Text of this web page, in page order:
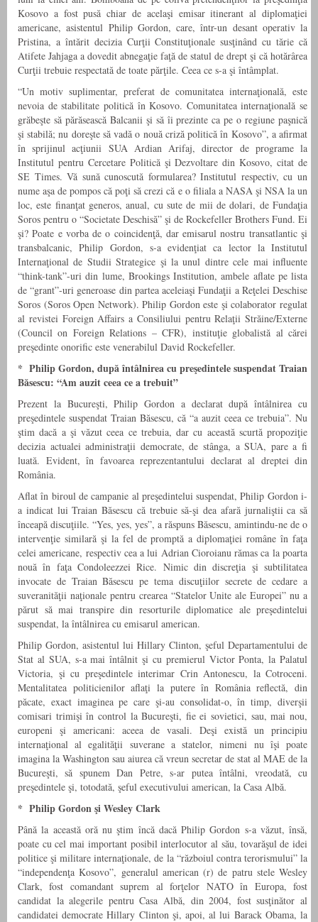
Kosovo a fost pusă chiar de acelaşi emisar itinerant al diplomaţiei
americane, asistentul Philip Gordon, care, într-un desant operativ la
Pristina, a întărit decizia Curţii Constituţionale susţinând cu tărie că
Atifete Jahjaga a dovedit abnegaţie faţă de statul de drept şi că hotărârea
Curţii trebuie respectată de toate părţile. Ceea ce s-a şi întâmplat.
“Un motiv suplimentar, preferat de comunitatea internaţională, este
nevoia de stabilitate politică în Kosovo. Comunitatea internaţională se
grăbeşte să părăsească Balcanii şi să îi prezinte ca pe o regiune paşnică
şi stabilă; nu doreşte să vadă o nouă criză politică în Kosovo”, a afirmat
în sprijinul acţiunii SUA Ardian Arifaj, director de programe la
Institutul pentru Cercetare Politică şi Dezvoltare din Kosovo, citat de
SE Times. Vă sună cunoscută formularea? Institutul respectiv, cu un
nume aşa de pompos că poţi să crezi că e o filiala a NASA şi NSA la un
loc, este finanţat generos, anual, cu sute de mii de dolari, de Fundaţia
Soros pentru o “Societate Deschisă” şi de Rockefeller Brothers Fund. Ei
şi? Poate e vorba de o coincidenţă, dar emisarul nostru transatlantic şi
transbalcanic, Philip Gordon, s-a evidenţiat ca lector la Institutul
Internaţional de Studii Strategice şi la unul dintre cele mai influente
“think-tank”-uri din lume, Brookings Institution, ambele aflate pe lista
de “grant”-uri generoase din partea aceleiaşi Fundaţii a Reţelei Deschise
Soros (Soros Open Network). Philip Gordon este şi colaborator regulat
al revistei Foreign Affairs a Consiliului pentru Relaţii Străine/Externe
(Council on Foreign Relations – CFR), instituţie globalistă al cărei
preşedinte onorific este venerabilul David Rockefeller.
* Philip Gordon, după întâlnirea cu preşedintele suspendat Traian
Băsescu: “Am auzit ceea ce a trebuit”
Prezent la Bucureşti, Philip Gordon a declarat după întâlnirea cu
preşedintele suspendat Traian Băsescu, că “a auzit ceea ce trebuia”. Nu
ştim dacă a şi văzut ceea ce trebuia, dar cu această scurtă propoziţie
decizia actualei administraţii democrate, de stânga, a SUA, pare a fi
luată. Evident, în favoarea reprezentantului declarat al dreptei din
România.
Aflat în biroul de campanie al preşedintelui suspendat, Philip Gordon i-
a indicat lui Traian Băsescu că trebuie să-şi dea afară jurnaliştii ca să
înceapă discuţiile. “Yes, yes, yes”, a răspuns Băsescu, amintindu-ne de o
intervenţie similară şi la fel de promptă a diplomaţiei române în faţa
celei americane, respectiv cea a lui Adrian Cioroianu rămas ca la poarta
nouă în faţa Condoleezzei Rice. Nimic din discreţia şi subtilitatea
invocate de Traian Băsescu pe tema discuţiilor secrete de cedare a
suveranităţii naţionale pentru crearea “Statelor Unite ale Europei” nu a
părut să mai transpire din resorturile diplomatice ale preşedintelui
suspendat, la întâlnirea cu emisarul american.
Philip Gordon, asistentul lui Hillary Clinton, şeful Departamentului de
Stat al SUA, s-a mai întâlnit şi cu premierul Victor Ponta, la Palatul
Victoria, şi cu preşedintele interimar Crin Antonescu, la Cotroceni.
Mentalitatea politicienilor aflaţi la putere în România reflectă, din
păcate, exact imaginea pe care şi-au consolidat-o, în timp, diverşii
comisari trimişi în control la Bucureşti, fie ei sovietici, sau, mai nou,
europeni şi americani: aceea de vasali. Deşi există un principiu
internaţional al egalităţii suverane a statelor, nimeni nu îşi poate
imagina la Washington sau aiurea că vreun secretar de stat al MAE de la
Bucureşti, să spunem Dan Petre, s-ar putea întâlni, vreodată, cu
preşedintele şi, totodată, şeful executivului american, la Casa Albă.
* Philip Gordon şi Wesley Clark
Până la această oră nu ştim încă dacă Philip Gordon s-a văzut, însă,
poate cu cel mai important posibil interlocutor al său, tovarăşul de idei
politice şi militare internaţionale, de la “războiul contra terorismului” la
“independenţa Kosovo”, generalul american (r) de patru stele Wesley
Clark, fost comandant suprem al forţelor NATO în Europa, fost
candidat la alegerile pentru Casa Albă, din 2004, fost susţinător al
candidatei democrate Hillary Clinton şi, apoi, al lui Barack Obama, la